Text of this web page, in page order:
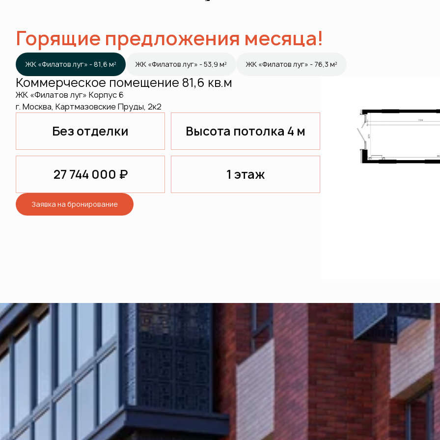
Горящие предложения месяца!
ЖК «Филатов луг» - 81,6 м² ЖК «Филатов луг» - 53,9 м² ЖК «Филатов луг» - 76,3 м²
Коммерческое помещение 81,6 кв.м
ЖК «Филатов луг» Корпус 6
г. Москва, Картмазовские Пруды, 2к2
Без отделки Высота потолка 4 м
27 744 000 ₽ 1 этаж
Заявка на бронирование